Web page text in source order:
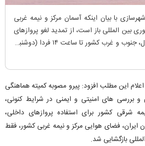
با بیان اینکه آسمان مرکز و نیمه غربی
بین المللی باز است، از تمدید لغو پروازهای
داخلی و خارجی در شمال، جنوب و غرب کشور تا ساعت ۱۴ فردا (دوشنبه،
این مطلب افزود: ‌پیرو مصوبه کمیته هماهنگی
و بررسی های امنیتی و ایمنی در شرایط کنونی،
شرقی کشور برای استفاده پروازهای داخلی،
ایران، فضای هوایی مرکز و نیمه غربی کشور، فقط
بازگشایی شد.